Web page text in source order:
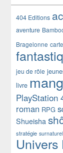
Mysthea
404 Editions
aventure
Bragelonne
jeu de rôle
livre
PlayStation
roman RPG
Shueisha
stratégie surnaturel
Univers